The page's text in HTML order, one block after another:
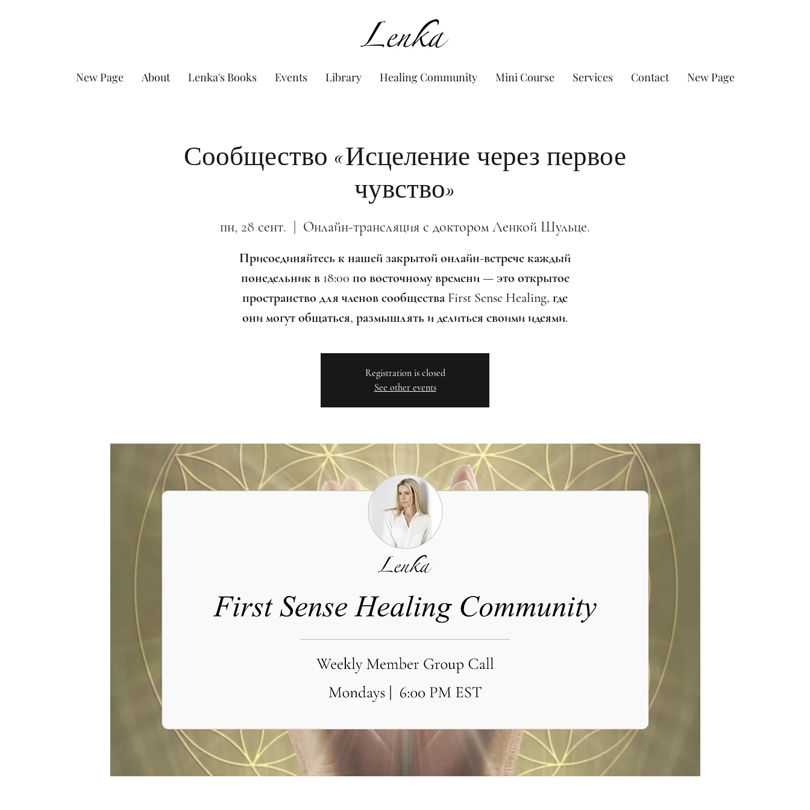
www.Lenka.org
New Page About Lenka's Books Events Library Healing Community Mini Course Services Contact New Page
Сообщество «Исцеление через первое
чувство»
пн, 28 сент. Онлайн-трансляция с доктором Ленкой Шульце.
Присоединяйтесь к нашей закрытой онлайн-встрече каждый
понедельник в 18:00 по восточному времени — это открытое
пространство для членов сообщества First Sense Healing, где
они могут общаться, размышлять и делиться своими идеями.
Registration is closed
See other events